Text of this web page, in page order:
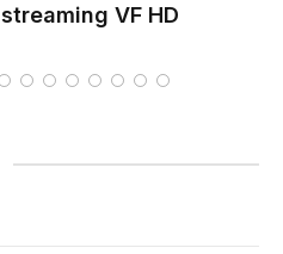
streaming VF HD